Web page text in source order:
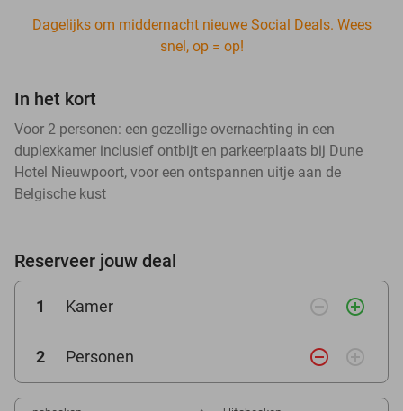
Dagelijks om middernacht nieuwe Social Deals. Wees
snel, op = op!
In het kort
Voor 2 personen: een gezellige overnachting in een
duplexkamer inclusief ontbijt en parkeerplaats bij Dune
Hotel Nieuwpoort, voor een ontspannen uitje aan de
Belgische kust
Reserveer jouw deal
1 Kamer remove_circle_outline add_circle_outline
2 Personen remove_circle_outline add_circle_outline